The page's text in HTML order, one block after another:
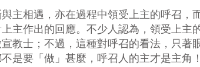
主相遇，亦在過程中領受上主的呼召，
主作出的回應。不少人認為，領受上主
教士；不過，這種對呼召的看法，只著
是要「做」甚麼，呼召人的主才是主角